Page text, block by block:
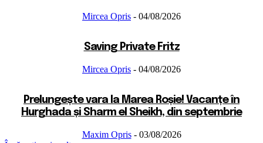
Mircea Opris - 04/08/2026
Saving Private Fritz
Mircea Opris - 04/08/2026
Prelungește vara la Marea Roșie! Vacanțe în
Hurghada și Sharm el Sheikh, din septembrie
Maxim Opris - 03/08/2026